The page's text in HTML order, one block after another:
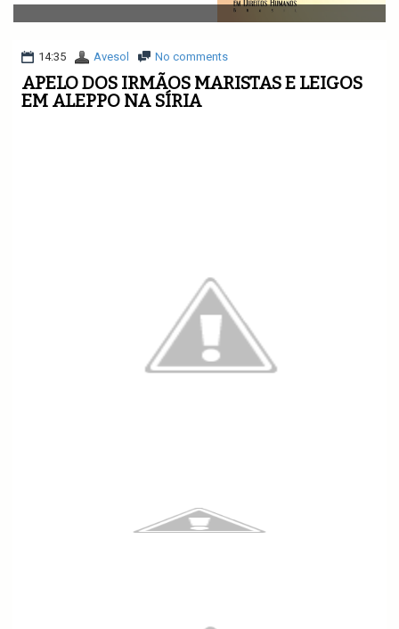
v
i
a
i
o
14:35 Avesol No comments
APELO DOS IRMÃOS MARISTAS E LEIGOS
EM ALEPPO NA SÍRIA